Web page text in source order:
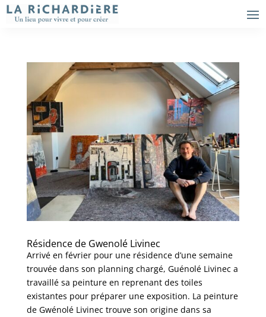
Résidence de Gwenolé Livinec
Arrivé en février pour une résidence d’une semaine
trouvée dans son planning chargé, Guénolé Livinec a
travaillé sa peinture en reprenant des toiles
existantes pour préparer une exposition. La peinture
de Gwénolé Livinec trouve son origine dans sa